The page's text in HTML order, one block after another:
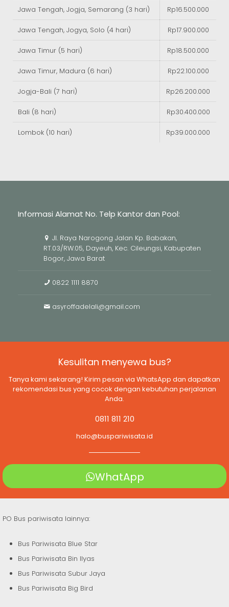
Jawa Tengah, Jogja, Semarang (3 hari) Rp16.500.000
Jawa Tengah, Jogya, Solo (4 hari) Rp17.900.000
Jawa Timur (5 hari) Rp18.500.000
Jawa Timur, Madura (6 hari) Rp22.100.000
Jogja-Bali (7 hari) Rp26.200.000
Bali (8 hari) Rp30.400.000
Lombok (10 hari) Rp39.000.000
Informasi Alamat No. Telp Kantor dan Pool:
Jl. Raya Narogong Jalan Kp. Babakan,
RT.03/RW.05, Dayeuh, Kec. Cileungsi, Kabupaten
Bogor, Jawa Barat
0822 1111 8870
asyroffadelali@gmail.com
Kesulitan menyewa bus?
Tanya kami sekarang! Kirim pesan via WhatsApp dan dapatkan
rekomendasi bus yang cocok dengan kebutuhan perjalanan
Anda.
0811 811 210
halo@buspariwisata.id
WhatApp
PO Bus pariwisata lainnya:
Bus Pariwisata Blue Star
Bus Pariwisata Bin Ilyas
Bus Pariwisata Subur Jaya
Bus Pariwisata Big Bird